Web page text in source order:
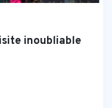
inoubliable